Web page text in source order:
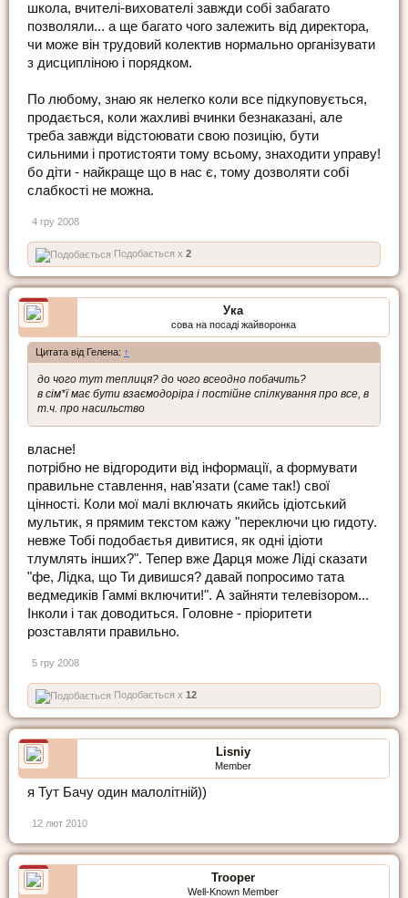
школа, вчителі-вихователі завжди собі забагато
позволяли... а ще багато чого залежить від директора,
чи може він трудовий колектив нормально організувати
з дисципліною і порядком.
По любому, знаю як нелегко коли все підкуповується,
продається, коли жахливі вчинки безнаказані, але
треба завжди відстоювати свою позицію, бути
сильними і протистояти тому всьому, знаходити управу!
бо діти - найкраще що в нас є, тому дозволяти собі
слабкості не можна.
4 гру 2008
Подобається x 2
Ука
сова на посаді жайворонка
Цитата від Гелена: ↑
до чого тут теплиця? до чого всеодно побачить?
в сім*ї має бути взаємодоріра і постійне спілкування про все, в
т.ч. про насильство
власне!
потрібно не відгородити від інформації, а формувати
правильне ставлення, нав'язати (саме так!) свої
цінності. Коли мої малі включать якийсь ідіотський
мультик, я прямим текстом кажу "переключи цю гидоту.
невже Тобі подобаєтья дивитися, як одні ідіоти
тлумлять інших?". Тепер вже Дарця може Ліді сказати
"фе, Лідка, що Ти дивишся? давай попросимо тата
ведмедиків Гаммі включити!". А зайняти телевізором...
Інколи і так доводиться. Головне - пріоритети
розставляти правильно.
5 гру 2008
Подобається x 12
Lisniy
Member
я Тут Бачу один малолітній))
12 лют 2010
Trooper
Well-Known Member